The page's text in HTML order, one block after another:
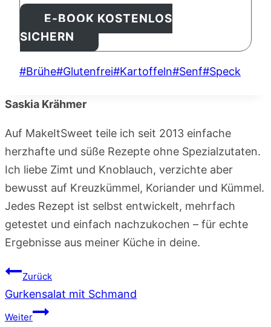
E-BOOK KOSTENLOS
SICHERN
Schlagworte:
#Brühe#Glutenfrei#Kartoffeln#Senf#Speck
Saskia Krähmer
Auf MakeItSweet teile ich seit 2013 einfache
herzhafte und süße Rezepte ohne Spezialzutaten.
Ich liebe Zimt und Knoblauch, verzichte aber
bewusst auf Kreuzkümmel, Koriander und Kümmel.
Jedes Rezept ist selbst entwickelt, mehrfach
getestet und einfach nachzukochen – für echte
Ergebnisse aus meiner Küche in deine.
Beitragsnavigation
Zurück
Gurkensalat mit Schmand
Weiter